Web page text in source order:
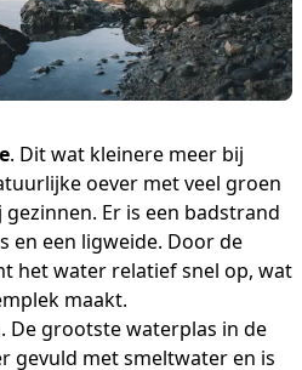
. Dit wat kleinere meer bij
oever met veel groen
Er is een badstrand
en een ligweide. Door de
het water relatief snel op, wat
maakt.
. De grootste waterplas in de
gevuld met smeltwater en is